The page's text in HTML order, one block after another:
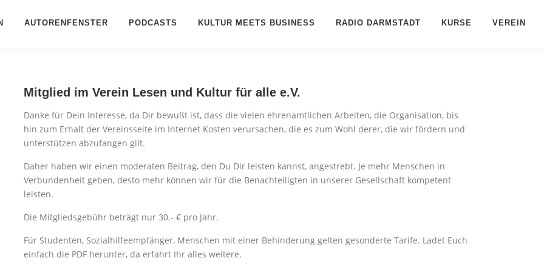
AUTORENFENSTER PODCASTS KULTUR MEETS BUSINESS RADIO DARMSTADT KURSE VEREIN
Mitglied im Verein Lesen und Kultur für alle e.V.
Danke für Dein Interesse, da Dir bewußt ist, dass die vielen ehrenamtlichen Arbeiten, die Organisation, bis
hin zum Erhalt der Vereinsseite im Internet Kosten verursachen, die es zum Wohl derer, die wir fördern und
unterstützen abzufangen gilt.
Daher haben wir einen moderaten Beitrag, den Du Dir leisten kannst, angestrebt. Je mehr Menschen in
Verbundenheit geben, desto mehr können wir für die Benachteiligten in unserer Gesellschaft kompetent
leisten.
Die Mitgliedsgebühr beträgt nur 30.- € pro Jahr.
Für Studenten, Sozialhilfeempfänger, Menschen mit einer Behinderung gelten gesonderte Tarife. Ladet Euch
einfach die PDF herunter, da erfahrt Ihr alles weitere.